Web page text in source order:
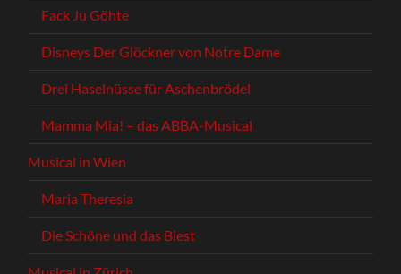
Fack Ju Göhte
Disneys Der Glöckner von Notre Dame
Drei Haselnüsse für Aschenbrödel
Mamma Mia! – das ABBA-Musical
Musical in Wien
Maria Theresia
Die Schöne und das Biest